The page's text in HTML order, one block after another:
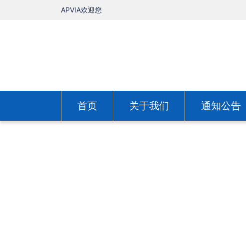
APVIA欢迎您
首页 关于我们 通知公告